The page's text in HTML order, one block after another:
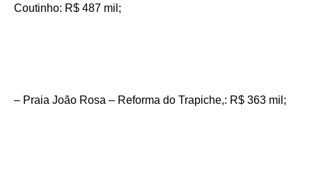
Coutinho: R$ 487 mil;
– Praia João Rosa – Reforma do Trapiche,: R$ 363 mil;